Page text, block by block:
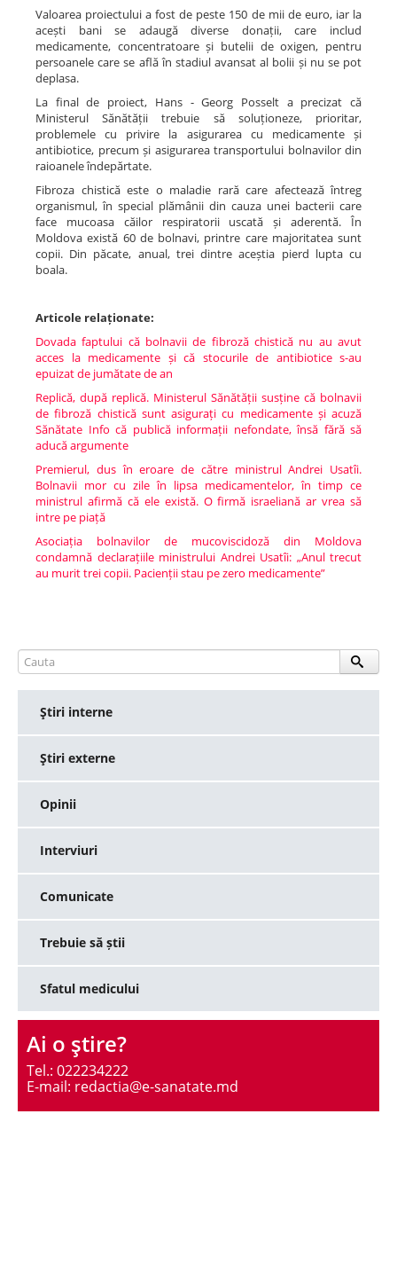
Valoarea proiectului a fost de peste 150 de mii de euro, iar la
acești bani se adaugă diverse donații, care includ
medicamente, concentratoare și butelii de oxigen, pentru
persoanele care se află în stadiul avansat al bolii și nu se pot
deplasa.
La final de proiect, Hans - Georg Posselt a precizat că
Ministerul Sănătății trebuie să soluționeze, prioritar,
problemele cu privire la asigurarea cu medicamente și
antibiotice, precum și asigurarea transportului bolnavilor din
raioanele îndepărtate.
Fibroza chistică este o maladie rară care afectează întreg
organismul, în special plămânii din cauza unei bacterii care
face mucoasa căilor respiratorii uscată și aderentă. În
Moldova există 60 de bolnavi, printre care majoritatea sunt
copii. Din păcate, anual, trei dintre aceștia pierd lupta cu
boala.
Articole relaționate:
Dovada faptului că bolnavii de fibroză chistică nu au avut
acces la medicamente și că stocurile de antibiotice s-au
epuizat de jumătate de an
Replică, după replică. Ministerul Sănătății susține că bolnavii
de fibroză chistică sunt asigurați cu medicamente și acuză
Sănătate Info că publică informații nefondate, însă fără să
aducă argumente
Premierul, dus în eroare de către ministrul Andrei Usatîi.
Bolnavii mor cu zile în lipsa medicamentelor, în timp ce
ministrul afirmă că ele există. O firmă israeliană ar vrea să
intre pe piață
Asociația bolnavilor de mucoviscidoză din Moldova
condamnă declarațiile ministrului Andrei Usatîi: „Anul trecut
au murit trei copii. Pacienții stau pe zero medicamente”
Ştiri interne
Ştiri externe
Opinii
Interviuri
Comunicate
Trebuie să știi
Sfatul medicului
Ai o ştire?
Tel.: 022234222
E-mail: redactia@e-sanatate.md